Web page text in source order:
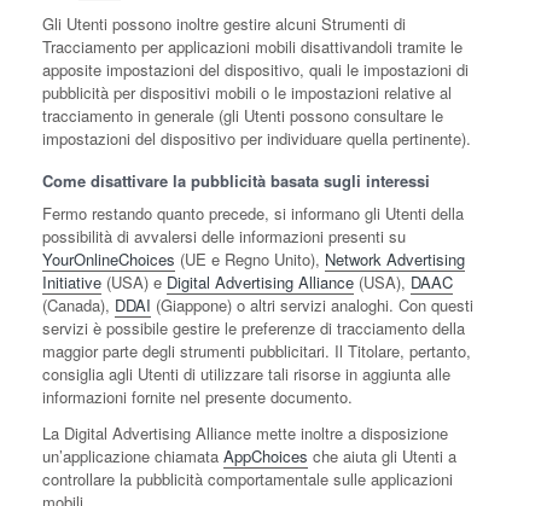
Gli Utenti possono inoltre gestire alcuni Strumenti di
Tracciamento per applicazioni mobili disattivandoli tramite le
apposite impostazioni del dispositivo, quali le impostazioni di
pubblicità per dispositivi mobili o le impostazioni relative al
tracciamento in generale (gli Utenti possono consultare le
impostazioni del dispositivo per individuare quella pertinente).
Come disattivare la pubblicità basata sugli interessi
Fermo restando quanto precede, si informano gli Utenti della
possibilità di avvalersi delle informazioni presenti su
YourOnlineChoices (UE e Regno Unito), Network Advertising
Initiative (USA) e Digital Advertising Alliance (USA), DAAC
(Canada), DDAI (Giappone) o altri servizi analoghi. Con questi
servizi è possibile gestire le preferenze di tracciamento della
maggior parte degli strumenti pubblicitari. Il Titolare, pertanto,
consiglia agli Utenti di utilizzare tali risorse in aggiunta alle
informazioni fornite nel presente documento.
La Digital Advertising Alliance mette inoltre a disposizione
un’applicazione chiamata AppChoices che aiuta gli Utenti a
controllare la pubblicità comportamentale sulle applicazioni